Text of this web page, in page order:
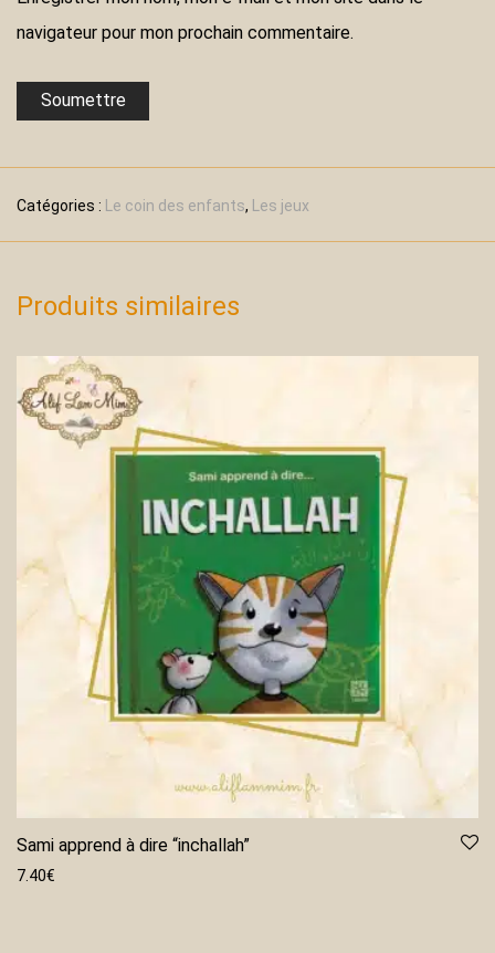
navigateur pour mon prochain commentaire.
Catégories : Le coin des enfants, Les jeux
Produits similaires
Sami apprend à dire “inchallah”
7.40€